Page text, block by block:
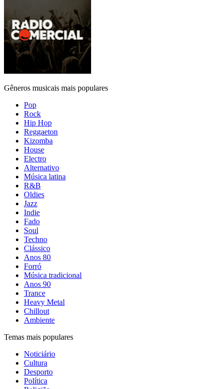
Gêneros musicais mais populares
Pop
Rock
Hip Hop
Reggaeton
Kizomba
House
Electro
Alternativo
Música latina
R&B
Oldies
Jazz
Indie
Fado
Soul
Techno
Clássico
Anos 80
Forró
Música tradicional
Anos 90
Trance
Heavy Metal
Chillout
Ambiente
Temas mais populares
Noticiário
Cultura
Desporto
Política